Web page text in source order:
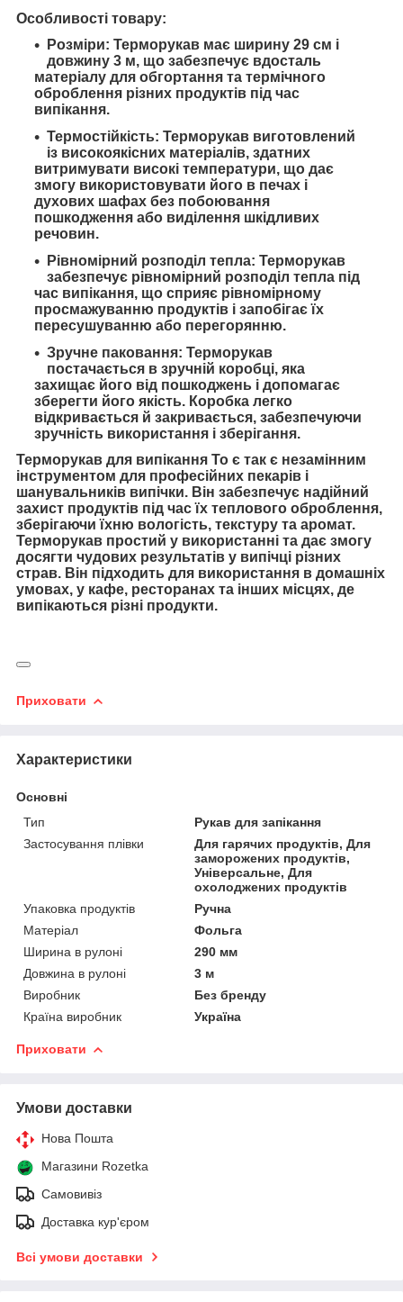
Особливості товару:
Розміри: Терморукав має ширину 29 см і
довжину 3 м, що забезпечує вдосталь
матеріалу для обгортання та термічного
оброблення різних продуктів під час
випікання.
Термостійкість: Терморукав виготовлений
із високоякісних матеріалів, здатних
витримувати високі температури, що дає
змогу використовувати його в печах і
духових шафах без побоювання
пошкодження або виділення шкідливих
речовин.
Рівномірний розподіл тепла: Терморукав
забезпечує рівномірний розподіл тепла під
час випікання, що сприяє рівномірному
просмажуванню продуктів і запобігає їх
пересушуванню або перегорянню.
Зручне паковання: Терморукав
постачається в зручній коробці, яка
захищає його від пошкоджень і допомагає
зберегти його якість. Коробка легко
відкривається й закривається, забезпечуючи
зручність використання і зберігання.
Терморукав для випікання То є так є незамінним
інструментом для професійних пекарів і
шанувальників випічки. Він забезпечує надійний
захист продуктів під час їх теплового оброблення,
зберігаючи їхню вологість, текстуру та аромат.
Терморукав простий у використанні та дає змогу
досягти чудових результатів у випічці різних
страв. Він підходить для використання в домашніх
умовах, у кафе, ресторанах та інших місцях, де
випікаються різні продукти.
Приховати
Характеристики
Основні
Тип
Рукав для запікання
Застосування плівки
Для гарячих продуктів, Для
заморожених продуктів,
Універсальне, Для
охолоджених продуктів
Упаковка продуктів
Ручна
Матеріал
Фольга
Ширина в рулоні
290 мм
Довжина в рулоні
3 м
Виробник
Без бренду
Країна виробник
Україна
Приховати
Умови доставки
Нова Пошта
Магазини Rozetka
Самовивіз
Доставка кур'єром
Всі умови доставки